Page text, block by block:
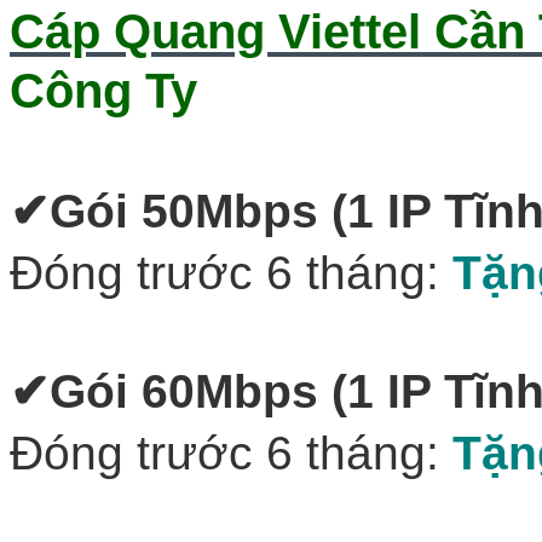
Cáp Quang Viettel Cần
Công Ty
✔‎Gói 50Mbps (1 IP
Đóng trước 6 tháng:
✔Gói 60Mbps (1 IP
Đóng trước 6 tháng: